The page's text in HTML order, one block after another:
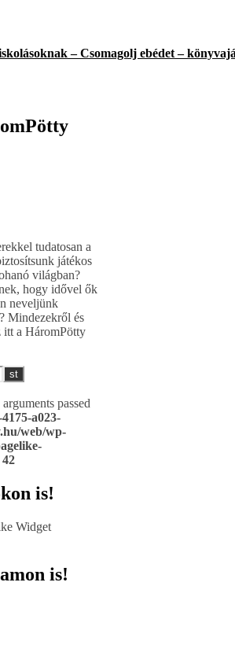
– Csomagolj ebédet –
tudatosan a
játékos
világban?
hogy idővel ők
neveljünk
Mindezekről és
itt a HáromPötty
passed
a023-
web/wp-
42
is!
is!